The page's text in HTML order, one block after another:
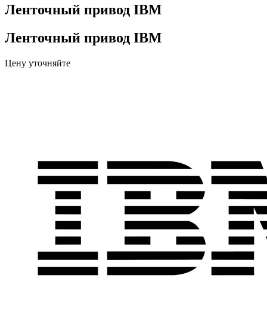
Ленточный привод IBM
Ленточный привод IBM
Цену уточняйте